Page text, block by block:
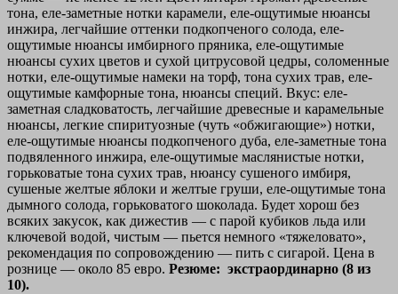
тона, еле-заметные нотки карамели, еле-ощутимые нюансы
инжира, легчайшие оттенки подкопченого солода, еле-
ощутимые нюансы имбирного пряника, еле-ощутимые
нюансы сухих цветов и сухой цитрусовой цедры, соломенные
нотки, еле-ощутимые намеки на торф, тона сухих трав, еле-
ощутимые камфорные тона, нюансы специй. Вкус: еле-
заметная сладковатость, легчайшие древесные и карамельные
нюансы, легкие спиритуозные (чуть «обжигающие») нотки,
еле-ощутимые нюансы подкопченого дуба, еле-заметные тона
подвяленного инжира, еле-ощутимые маслянистые нотки,
горьковатые тона сухих трав, нюансу сушеного имбиря,
сушеные желтые яблоки и желтые груши, еле-ощутимые тона
дымного солода, горьковатого шоколада. Будет хорош без
всяких закусок, как дижестив — с парой кубиков льда или
ключевой водой, чистым — пьется немного «тяжеловато»,
рекомендация по сопровождению — пить с сигарой. Цена в
рознице — около 85 евро. Резюме: экстраординарно (8 из
10).